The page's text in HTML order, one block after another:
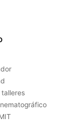
talleres